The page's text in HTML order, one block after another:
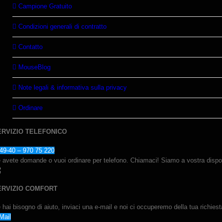
Campione Gratuito
Condizioni generali di contratto
Contatto
MouseBlog
Note legali & informativa sulla privacy
Ordinare
TELEFONICO
40 – 970 75 220
avete domande o vuoi ordinare per telefono. Chiamaci! Siamo a vostra
COMFORT
hai bisogno di aiuto, inviaci una e-mail e noi ci occuperemo della tua